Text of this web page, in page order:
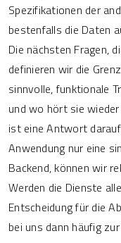
Spezifikationen der
bestenfalls die Daten
Die nächsten Fragen,
definieren wir die
sinnvolle, funktionale
und wo hört sie
ist eine Antwort
Anwendung nur eine
Backend, können wir
Werden die Dienste
Entscheidung für die
bei uns dann häufig